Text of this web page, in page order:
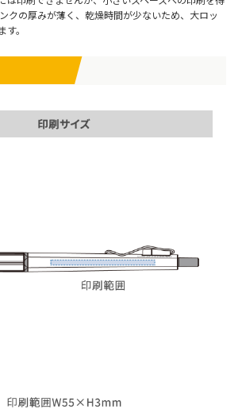
クの厚みが薄く、乾燥時間が少ないため、大ロッ
。